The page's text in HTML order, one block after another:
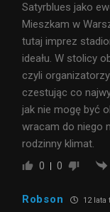
Satyrblues jako
Mieszkam w
tutaj imprez
ideału. W stolicy
czyli
czestując co
jak nie mogę być
wracam do niego
rodzinny klimat.
0 0
Robson 12 lata